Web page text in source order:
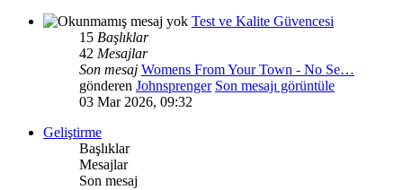
Test ve Kalite Güvencesi
15 Başlıklar
42 Mesajlar
Son mesaj Womens From Your Town - No Se…
gönderen Johnsprenger Son mesajı görüntüle
03 Mar 2026, 09:32
Geliştirme
Başlıklar
Mesajlar
Son mesaj